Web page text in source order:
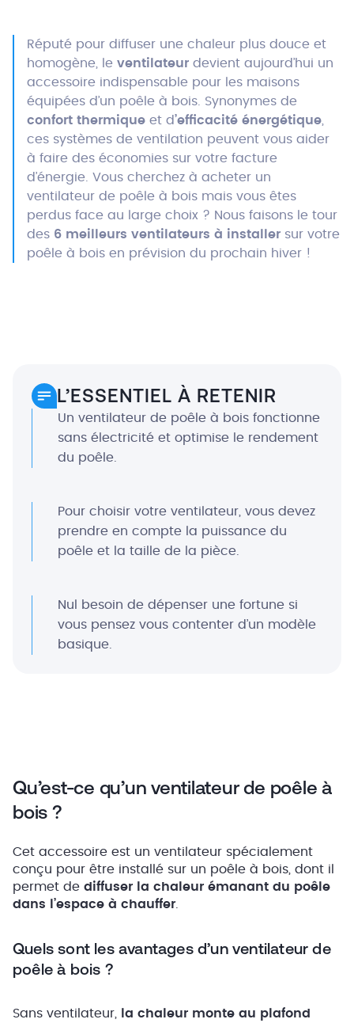
Réputé pour diffuser une chaleur plus douce et
homogène, le ventilateur devient aujourd’hui un
accessoire indispensable pour les maisons
équipées d’un poêle à bois. Synonymes de
confort thermique et d’efficacité énergétique
ces systèmes de ventilation peuvent vous aider
à faire des économies sur votre facture
d’énergie. Vous cherchez à acheter un
ventilateur de poêle à bois mais vous êtes
perdus face au large choix ? Nous faisons le tour
des 6 meilleurs ventilateurs à installer sur votre
poêle à bois en prévision du prochain hiver !
L’ESSENTIEL À RETENIR
Un ventilateur de poêle à bois fonctionne
sans électricité et optimise le rendement
du poêle.
Pour choisir votre ventilateur, vous devez
prendre en compte la puissance du
poêle et la taille de la pièce.
Nul besoin de dépenser une fortune si
vous pensez vous contenter d’un modèle
basique.
Qu’est-ce qu’un ventilateur de poêle à
bois ?
Cet accessoire est un ventilateur spécialement
conçu pour être installé sur un poêle à bois, dont il
permet de diffuser la chaleur émanant du poêle
dans l’espace à chauffer
Quels sont les avantages d’un ventilateur de
poêle à bois ?
Sans ventilateur,
la chaleur monte au plafond